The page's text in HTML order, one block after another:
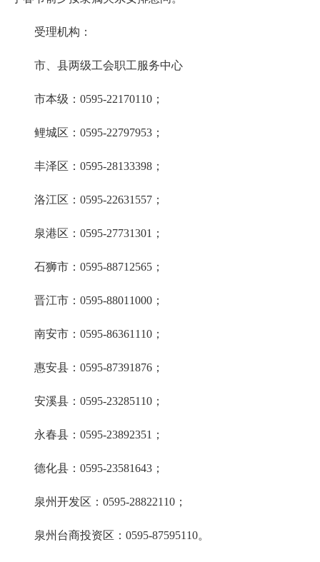
受理机构：
市、县两级工会职工服务中心
市本级：0595-22170110；
鲤城区：0595-22797953；
丰泽区：0595-28133398；
洛江区：0595-22631557；
泉港区：0595-27731301；
石狮市：0595-88712565；
晋江市：0595-88011000；
南安市：0595-86361110；
惠安县：0595-87391876；
安溪县：0595-23285110；
永春县：0595-23892351；
德化县：0595-23581643；
泉州开发区：0595-28822110；
泉州台商投资区：0595-87595110。